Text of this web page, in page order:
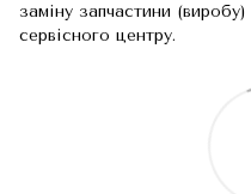
заміну запчастини
сервісного центру.